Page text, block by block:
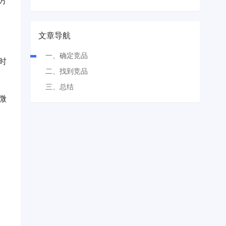
文章导航
一、确定竞品
二、找到竞品
三、总结